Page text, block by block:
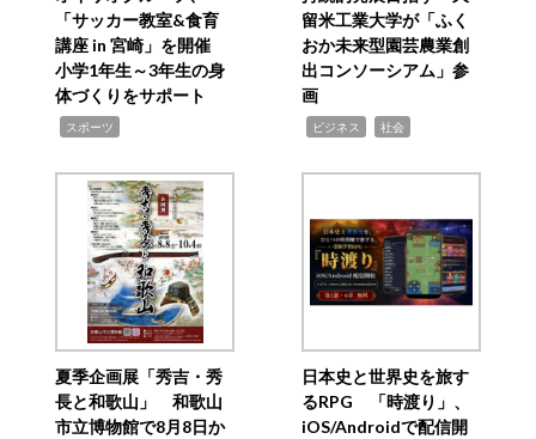
「サッカー教室&食育
講座 in 宮崎」を開催
小学1年生～3年生の身
体づくりをサポート
スポーツ
留米工業大学が「ふく
おか未来型園芸農業創
出コンソーシアム」参
画
ビジネス 社会
夏季企画展「秀吉・秀
長と和歌山」 和歌山
市立博物館で8月8日か
日本史と世界史を旅す
るRPG 「時渡り」、
iOS/Androidで配信開